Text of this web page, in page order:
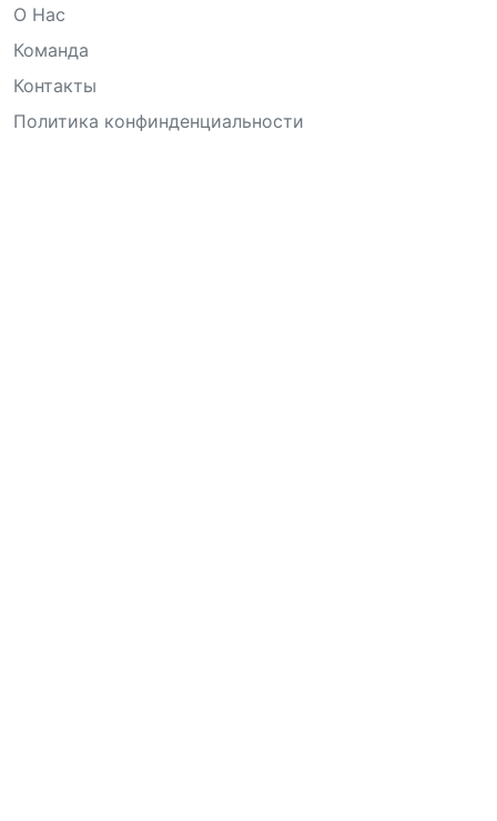
О Нас
Команда
Контакты
Политика конфинденциальности